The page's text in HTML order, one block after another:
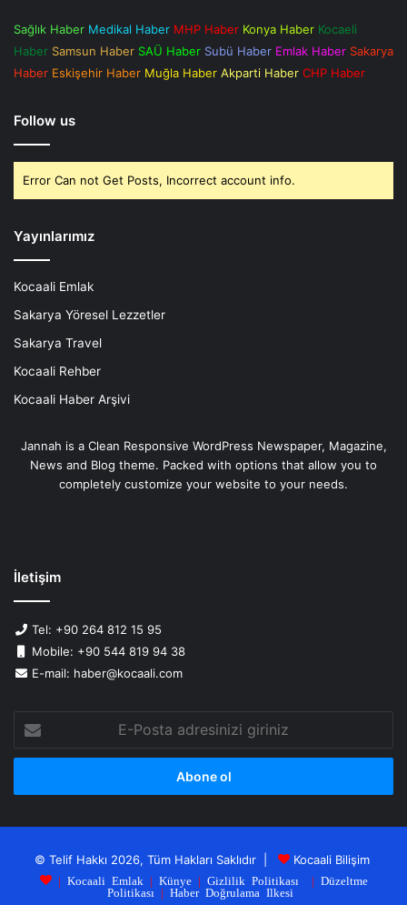
Sağlık Haber Medikal Haber MHP Haber Konya Haber Kocaeli
Haber Samsun Haber SAÜ Haber Subü Haber Emlak Haber Sakarya
Haber Eskişehir Haber Muğla Haber Akparti Haber CHP Haber
Follow us
Error Can not Get Posts, Incorrect account info.
Yayınlarımız
Kocaali Emlak
Sakarya Yöresel Lezzetler
Sakarya Travel
Kocaali Rehber
Kocaali Haber Arşivi
Jannah is a Clean Responsive WordPress Newspaper, Magazine,
News and Blog theme. Packed with options that allow you to
completely customize your website to your needs.
İletişim
Tel: +90 264 812 15 95
Mobile: +90 544 819 94 38
E-mail: haber@kocaali.com
Posta
adresinizi
© Telif Hakkı 2026, Tüm Hakları Saklıdır | Kocaali Bilişim
| Kocaali Emlak | Künye| Gizlilik Politikası | Düzeltme
Politikası | Haber Doğrulama Ilkesi